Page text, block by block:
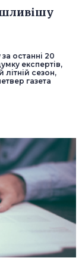
останні 20
експертів,
сезон,
газета